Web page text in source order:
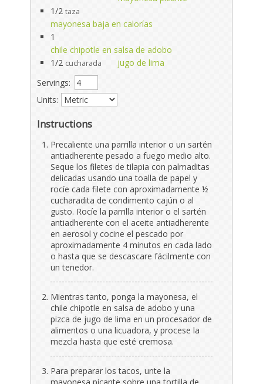
1/2 taza
mayonesa baja en calorías
1
chile chipotle en salsa de adobo
1/2 cucharada
jugo de lima
Servings:
Units:
Instructions
Precaliente una parrilla interior o un sartén
antiadherente pesado a fuego medio alto.
Seque los filetes de tilapia con palmaditas
delicadas usando una toalla de papel y
rocíe cada filete con aproximadamente ½
cucharadita de condimento cajún o al
gusto. Rocíe la parrilla interior o el sartén
antiadherente con el aceite antiadherente
en aerosol y cocine el pescado por
aproximadamente 4 minutos en cada lado
o hasta que se descascare fácilmente con
un tenedor.
Mientras tanto, ponga la mayonesa, el
chile chipotle en salsa de adobo y una
pizca de jugo de lima en un procesador de
alimentos o una licuadora, y procese la
mezcla hasta que esté cremosa.
Para preparar los tacos, unte la